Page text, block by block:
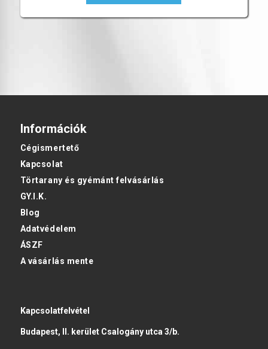
Információk
Cégismertető
Kapcsolat
Törtarany és gyémánt felvásárlás
GY.I.K.
Blog
Adatvédelem
ÁSZF
A vásárlás mente
Kapcsolatfelvétel
Budapest, II. kerület Csalogány utca 3/b.